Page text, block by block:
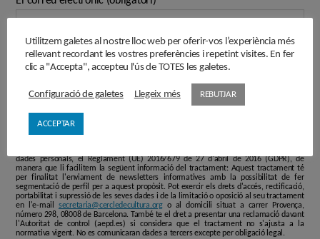
dades personals, el Reglament (UE) 2016/679 de 27 d'abril de 2016 (GDPR), de
manera que li facilitem la següent informació del tractament: Aquest tractament té
per finalitat l'enviament de newsletters informatives amb la possibilitat de fer
segmentació de perfil per a aquest propòsit. Pot exercir els drets d'accés, rectificació,
portabilitat i supressió de les seves dades i de la limitació o oposició al seu tractament
en l'e-mail secretaria@cercledecultura.orgo al domicili situat a carrer Provença,
número 298, 08008 de Barcelona. També te el dret a presentar una reclamació davant
l'Autoritat de control (aepd.es) si considera que el tractament no s'ajusta a la
normativa vigent. No es comunicaran dades a tercers excepte per obligació legal.
Utilitzem galetes al nostre lloc web per oferir-vos l’experiència més
rellevant recordant les vostres preferències i repetint visites. En fer
clic a "Accepta", accepteu l'ús de TOTES les galetes.
Configuració de galetes Llegeix més REBUTJAR
ACCEPTAR